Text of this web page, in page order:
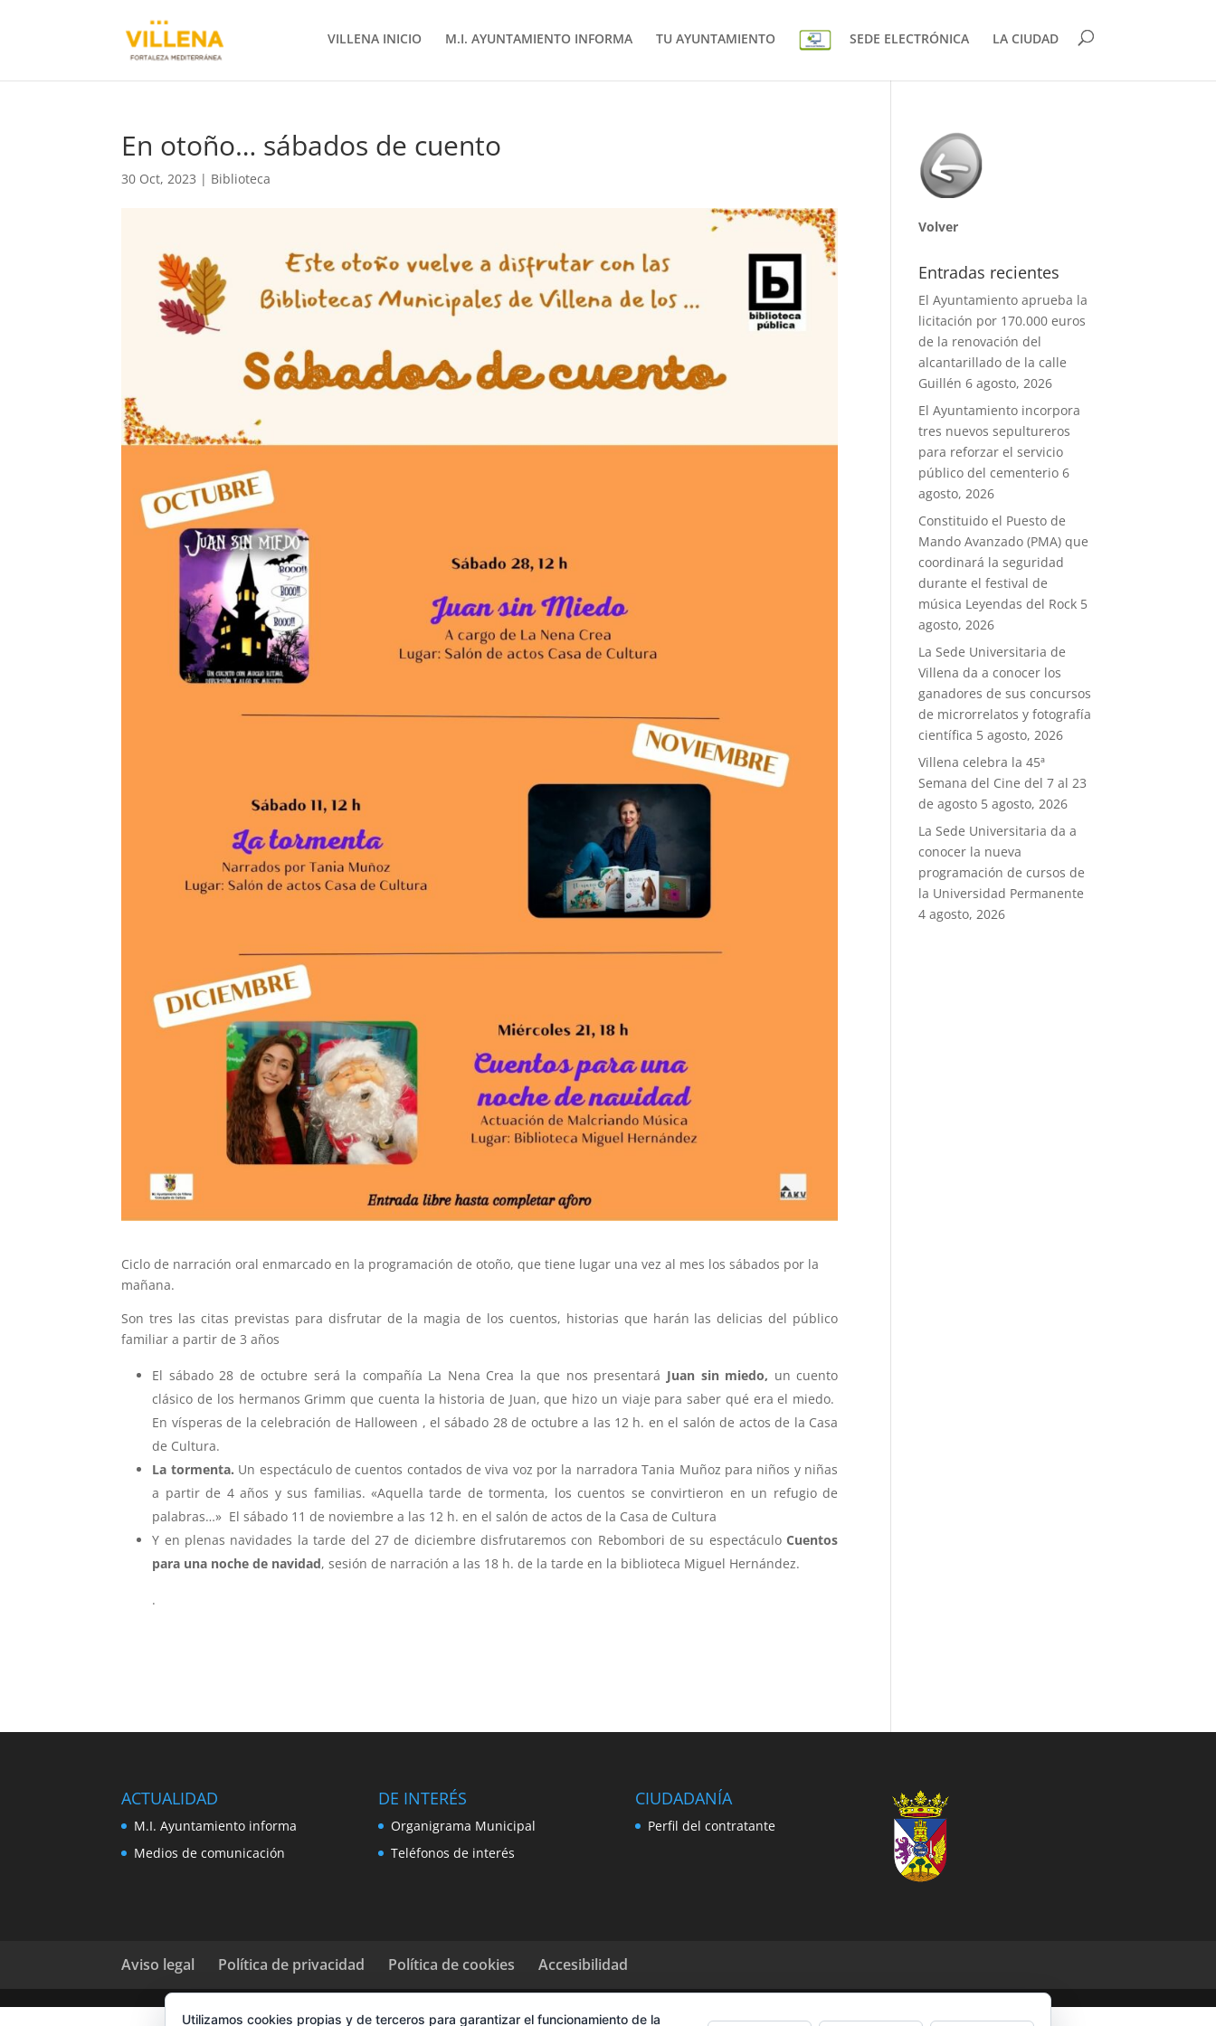
VILLENA INICIO M.I. AYUNTAMIENTO INFORMA TU AYUNTAMIENTO SEDE ELECTRÓNICA LA CIUDAD
En otoño… sábados de cuento
30 Oct, 2023 | Biblioteca
Ciclo de narración oral enmarcado en la programación de otoño, que tiene lugar una vez al mes los sábados por la
mañana.
Son tres las citas previstas para disfrutar de la magia de los cuentos, historias que harán las delicias del público
familiar a partir de 3 años
El sábado 28 de octubre será la compañía La Nena Crea la que nos presentará Juan sin miedo, un cuento
clásico de los hermanos Grimm que cuenta la historia de Juan, que hizo un viaje para saber qué era el miedo.
En vísperas de la celebración de Halloween , el sábado 28 de octubre a las 12 h. en el salón de actos de la Casa
de Cultura.
La tormenta. Un espectáculo de cuentos contados de viva voz por la narradora Tania Muñoz para niños y niñas
a partir de 4 años y sus familias. «Aquella tarde de tormenta, los cuentos se convirtieron en un refugio de
palabras…» El sábado 11 de noviembre a las 12 h. en el salón de actos de la Casa de Cultura
Y en plenas navidades la tarde del 27 de diciembre disfrutaremos con Rebombori de su espectáculoCuentos
para una noche de navidad, sesión de narración a las 18 h. de la tarde en la biblioteca Miguel Hernández.
.
Volver
Entradas recientes
El Ayuntamiento aprueba la
licitación por 170.000 euros
de la renovación del
alcantarillado de la calle
Guillén 6 agosto, 2026
El Ayuntamiento incorpora
tres nuevos sepultureros
para reforzar el servicio
público del cementerio 6
agosto, 2026
Constituido el Puesto de
Mando Avanzado (PMA) que
coordinará la seguridad
durante el festival de
música Leyendas del Rock 5
agosto, 2026
La Sede Universitaria de
Villena da a conocer los
ganadores de sus concursos
de microrrelatos y fotografía
científica 5 agosto, 2026
Villena celebra la 45ª
Semana del Cine del 7 al 23
de agosto 5 agosto, 2026
La Sede Universitaria da a
conocer la nueva
programación de cursos de
la Universidad Permanente
4 agosto, 2026
ACTUALIDAD
M.I. Ayuntamiento informa
Medios de comunicación
DE INTERÉS
Organigrama Municipal
Teléfonos de interés
CIUDADANÍA
Perfil del contratante
Aviso legal Política de privacidad Política de cookies Accesibilidad
Utilizamos cookies propias y de terceros para garantizar el funcionamiento de la